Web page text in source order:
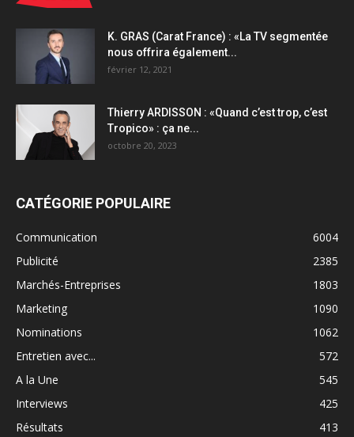
K. GRAS (Carat France) : «La TV segmentée
nous offrira également...
février 12, 2021
Thierry ARDISSON : «Quand c’est trop, c’est
Tropico» : ça ne...
octobre 20, 2023
CATÉGORIE POPULAIRE
Communication
6004
Publicité
2385
Marchés-Entreprises
1803
Marketing
1090
Nominations
1062
Entretien avec...
572
A la Une
545
Interviews
425
Résultats
413